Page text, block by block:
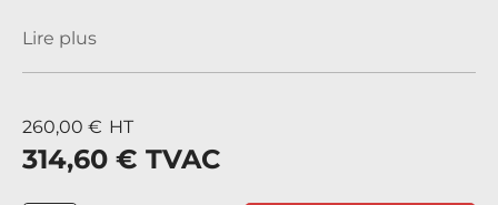
Lire plus
260,00 € HT
314,60 € TVAC